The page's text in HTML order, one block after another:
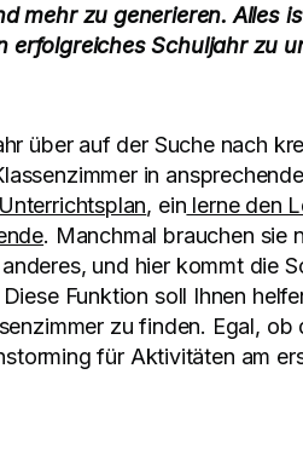
mehr zu generieren. Alles
erfolgreiches Schuljahr zu
über auf der Suche nach
in
Unterrichtsplan, ein lerne den
. Manchmal brauchen sie
und hier kommt die
Funktion soll Ihnen
zu finden. Egal, ob
für Aktivitäten am